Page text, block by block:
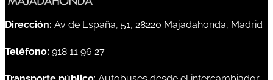
Dirección: Av de España, 51, 28220 Majadahonda, Madrid
Teléfono: 918 11 96 27